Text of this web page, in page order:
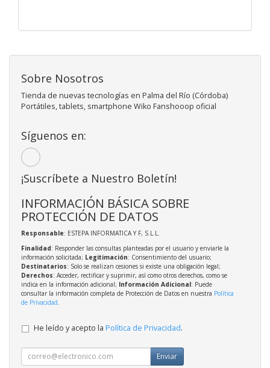
Sobre Nosotros
Tienda de nuevas tecnologías en Palma del Río (Córdoba)
Portátiles, tablets, smartphone Wiko Fanshooop oficial
Síguenos en:
¡Suscríbete a Nuestro Boletín!
INFORMACIÓN BÁSICA SOBRE
PROTECCIÓN DE DATOS
Responsable: ESTEPA INFORMATICA Y F, S.L.L.
Finalidad: Responder las consultas planteadas por el usuario y enviarle la
información solicitada; Legitimación: Consentimiento del usuario;
Destinatarios: Solo se realizan cesiones si existe una obligación legal;
Derechos: Acceder, rectificar y suprimir, así como otros derechos, como se
indica en la información adicional; Información Adicional: Puede
consultar la información completa de Protección de Datos en nuestra Política
de Privacidad
He leído y acepto la Política de Privacidad.
Enviar